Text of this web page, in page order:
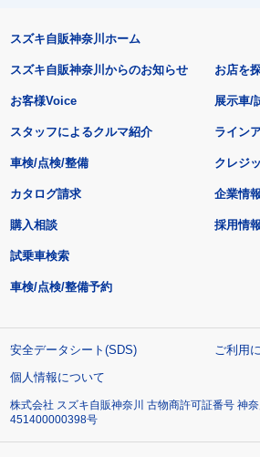
スズキ自販神奈川ホーム
スズキ自販神奈川からのお知らせ
お客様Voice
スタッフによるクルマ紹介
お店を
展示車/
ライン
車検/点検/整備 クレジ
カタログ請求
購入相談
試乗車検索
車検/点検/整備予約
企業情報
採用情報
安全データシート(SDS)
ご利用
個人情報について
株式会社 スズキ自販神奈川 古物商許可証番号 神
451400000398号